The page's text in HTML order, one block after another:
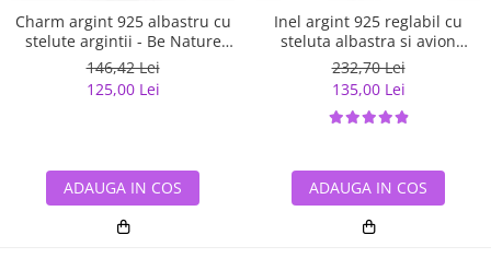
Charm argint 925 albastru cu
stelute argintii - Be Nature
PST0123
146,42 Lei
125,00 Lei
ADAUGA IN COS
Inel argint 925 reglabil cu
steluta albastra si avion
argintiu - Be Nature IST0047
232,70 Lei
135,00 Lei
ADAUGA IN COS